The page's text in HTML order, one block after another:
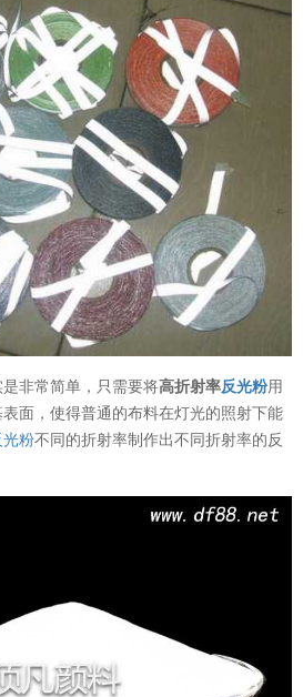
非常简单，只需要将高折射率反光粉用
面，使得普通的布料在灯光的照射下能
光粉不同的折射率制作出不同折射率的反